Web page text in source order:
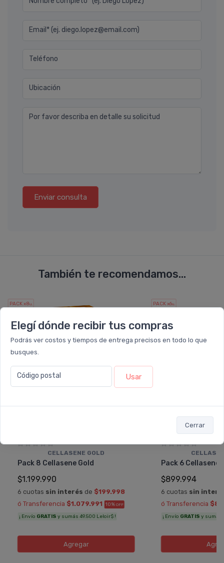
Elegí dónde recibir tus compras
Podrás ver costos y tiempos de entrega precisos en todo lo que
busques.
Código postal Usar
Cerrar
Email* (ej. diego.lopez@email.com)
Teléfono
Ubicación
Por favor describa en detalle su solicitud
Enviar consulta
También te recomendamos...
PACK x8u.
CELLASENE GOLD
Pack 8 Cellasene Gold
$1.199.990
6 cuotas sin interés de $199.998
ó Transferencia $1.079.991 10% OFF
¡ Envío GRATIS y sumás 49.500 Leloir$ !
Agregar
PACK x6u.
Pack 6 Cellasene
$899.994
6 cuotas sin
ó Transferencia
¡ Envío GRATIS y sumás